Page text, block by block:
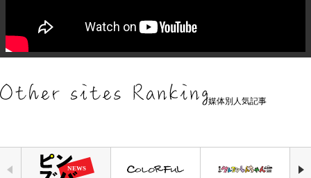
媒体別人気記事